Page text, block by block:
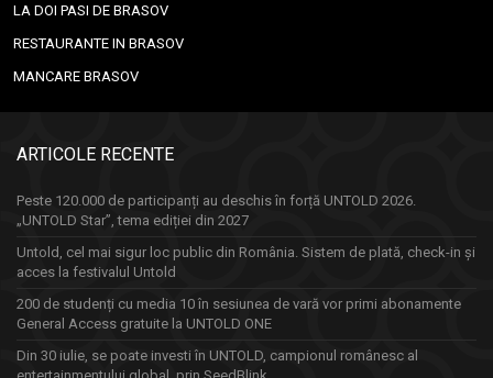
LA DOI PASI DE BRASOV
RESTAURANTE IN BRASOV
MANCARE BRASOV
ARTICOLE RECENTE
Peste 120.000 de participanți au deschis în forță UNTOLD 2026.
„UNTOLD Star”, tema ediției din 2027
Untold, cel mai sigur loc public din România. Sistem de plată, check-in și
acces la festivalul Untold
200 de studenți cu media 10 în sesiunea de vară vor primi abonamente
General Access gratuite la UNTOLD ONE
Din 30 iulie, se poate investi în UNTOLD, campionul românesc al